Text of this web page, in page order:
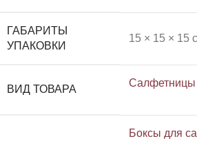
ГАБАРИТЫ
УПАКОВКИ
15 × 15 × 15
ВИД ТОВАРА
Салфетницы
Боксы для